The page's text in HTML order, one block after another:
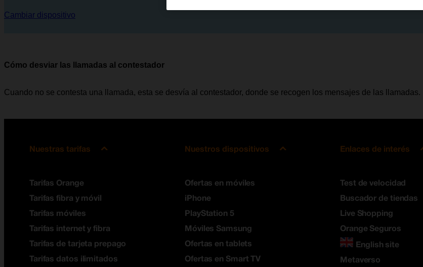
Cambiar dispositivo
Cómo desviar las llamadas al contestador
Cuando no se contesta una llamada, esta se desvía al contestador, donde se recogen los mensajes de las llamadas.
Nuestras tarifas
Tarifas Orange
Tarifas fibra y móvil
Tarifas móviles
Tarifas internet y fibra
Tarifas de tarjeta prepago
Tarifas datos ilimitados
Nuestros dispositivos
Ofertas en móviles
iPhone
PlayStation 5
Móviles Samsung
Ofertas en tablets
Ofertas en Smart TV
Enlaces de interés
Test de velocidad
Buscador de tiendas
Live Shopping
Orange Seguros
English site
Metaverso